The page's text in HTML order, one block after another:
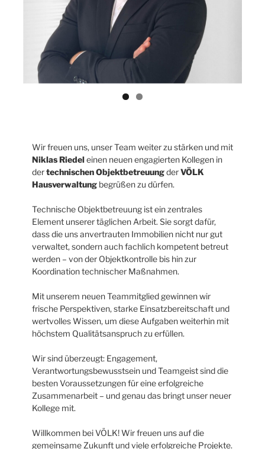
Wir freuen uns, unser Team weiter zu stärken und mit
Niklas Riedeleinen neuen engagierten Kollegen in
dertechnischen ObjektbetreuungderVÖLK
Hausverwaltung begrüßen zu dürfen.
Technische Objektbetreuung ist ein zentrales
Element unserer täglichen Arbeit. Sie sorgt dafür,
dass die uns anvertrauten Immobilien nicht nur gut
verwaltet, sondern auch fachlich kompetent betreut
werden – von der Objektkontrolle bis hin zur
Koordination technischer Maßnahmen.
Mit unserem neuen Teammitglied gewinnen wir
frische Perspektiven, starke Einsatzbereitschaft und
wertvolles Wissen, um diese Aufgaben weiterhin mit
höchstem Qualitätsanspruch zu erfüllen.
Wir sind überzeugt: Engagement,
Verantwortungsbewusstsein und Teamgeist sind die
besten Voraussetzungen für eine erfolgreiche
Zusammenarbeit – und genau das bringt unser neuer
Kollege mit.
Willkommen bei VÖLK! Wir freuen uns auf die
gemeinsame Zukunft und viele erfolgreiche Projekte.